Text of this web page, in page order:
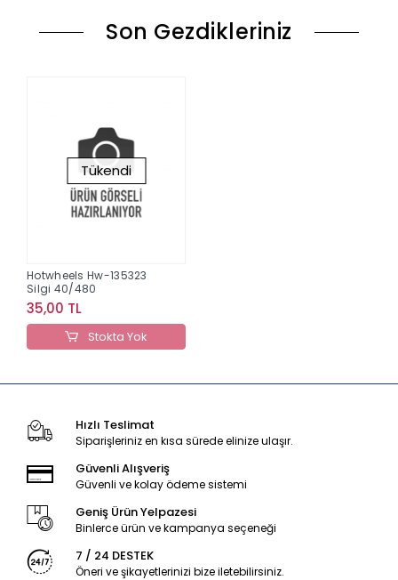
Son Gezdikleriniz
Tükendi
Hotwheels Hw-135323
Silgi 40/480
35,00 TL
Stokta Yok
Hızlı Teslimat
Siparişleriniz en kısa sürede elinize ulaşır.
Güvenli Alışveriş
Güvenli ve kolay ödeme sistemi
Geniş Ürün Yelpazesi
Binlerce ürün ve kampanya seçeneği
7 / 24 DESTEK
Öneri ve şikayetlerinizi bize iletebilirsiniz.